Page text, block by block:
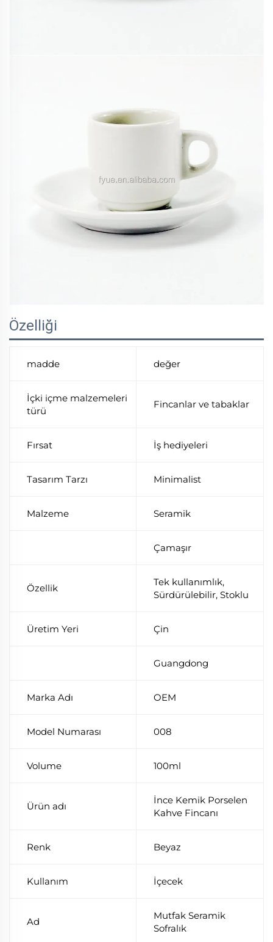
Özelliği
madde değer
İçki içme malzemeleri
türü
Fincanlar ve tabaklar
Fırsat İş hediyeleri
Tasarım Tarzı Minimalist
Malzeme Seramik
Çamaşır
Özellik
Tek kullanımlık,
Sürdürülebilir, Stoklu
Üretim Yeri Çin
Guangdong
Marka Adı OEM
Model Numarası 008
Volume 100ml
Ürün adı
İnce Kemik Porselen
Kahve Fincanı
Renk Beyaz
Kullanım İçecek
Ad
Mutfak Seramik
Sofralık